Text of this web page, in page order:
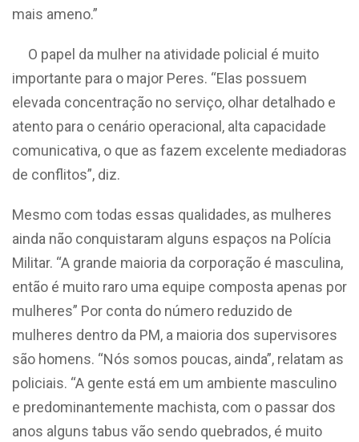
mais ameno.”
O papel da mulher na atividade policial é muito
importante para o major Peres. “Elas possuem
elevada concentração no serviço, olhar detalhado e
atento para o cenário operacional, alta capacidade
comunicativa, o que as fazem excelente mediadoras
de conflitos”, diz.
Mesmo com todas essas qualidades, as mulheres
ainda não conquistaram alguns espaços na Polícia
Militar. “A grande maioria da corporação é masculina,
então é muito raro uma equipe composta apenas por
mulheres” Por conta do número reduzido de
mulheres dentro da PM, a maioria dos supervisores
são homens. “Nós somos poucas, ainda”, relatam as
policiais. “A gente está em um ambiente masculino
e predominantemente machista, com o passar dos
anos alguns tabus vão sendo quebrados, é muito